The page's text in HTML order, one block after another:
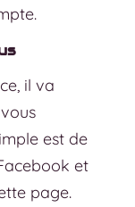
il va
est de
et
page.